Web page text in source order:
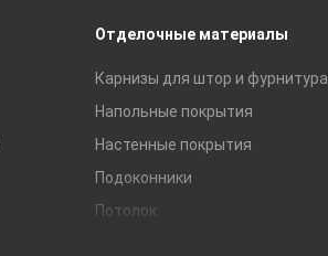
Отделочные материалы
Карнизы для штор и фурнитура
Напольные покрытия
Настенные покрытия
Подоконники
Потолок